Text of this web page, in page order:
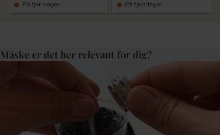
På fjernlager På fjernlager
Måske er det her relevant for dig?